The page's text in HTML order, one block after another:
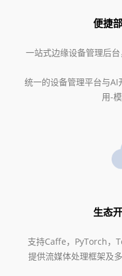
便捷
一站式边缘设备管理后
统一的设备管理平台与
用-
生态
支持Caffe，PyTorch，
提供流媒体处理框架及